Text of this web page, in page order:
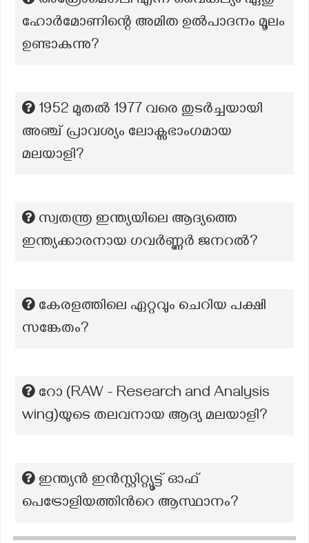
ഹോർമോണിന്റെ അമിത ഉൽപാദനം മൂലം
ഉണ്ടാകുന്നു?
1952 മുതല്‍ 1977 വരെ തുടര്‍ച്ചയായി
അഞ്ച് പ്രാവശ്യം ലോക്സഭാംഗമായ
മലയാളി?
സ്വതന്ത്ര ഇന്ത്യയിലെ ആദ്യത്തെ
ഇന്ത്യക്കാരനായ ഗവർണ്ണർ ജനറൽ?
കേരളത്തിലെ ഏറ്റവും ചെറിയ പക്ഷി
സങ്കേതം?
റോ (RAW - Research and Analysis
wing)യുടെ തലവനായ ആദ്യ മലയാളി?
ഇന്ത്യന്‍ ഇന്‍സ്റ്റിറ്റ്യൂട്ട് ഓഫ്
പെട്രോളിയത്തിന്‍റെ ആസ്ഥാനം?